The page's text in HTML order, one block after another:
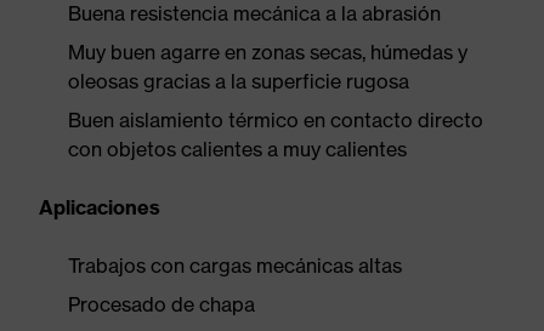
Buena resistencia mecánica a la abrasión
Muy buen agarre en zonas secas, húmedas y
oleosas gracias a la superficie rugosa
Buen aislamiento térmico en contacto directo
con objetos calientes a muy calientes
Aplicaciones
Trabajos con cargas mecánicas altas
Procesado de chapa